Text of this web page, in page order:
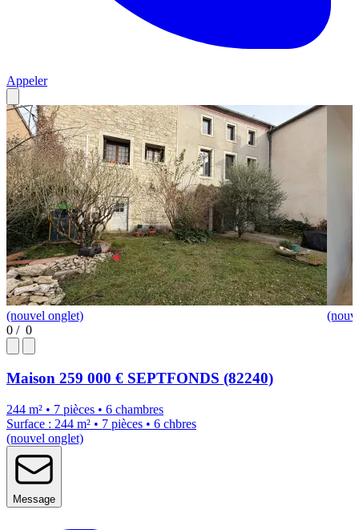
Appeler
(nouvel onglet)
0 / 0
Maison 259 000 € SEPTFONDS (82240)
244 m² • 7 pièces • 6 chambres
Surface : 244 m² • 7 pièces • 6 chbres
(nouvel onglet)
Message